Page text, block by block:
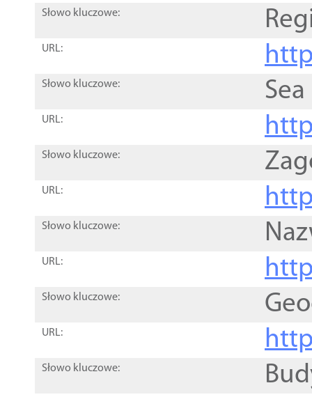
Słowo kluczowe:
URL:
Słowo kluczowe:
URL:
Słowo kluczowe:
URL:
Słowo kluczowe:
URL:
Słowo kluczowe:
URL:
Słowo kluczowe: